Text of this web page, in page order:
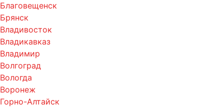
Благовещенск
Брянск
Владивосток
Владикавказ
Владимир
Волгоград
Вологда
Воронеж
Горно-Алтайск